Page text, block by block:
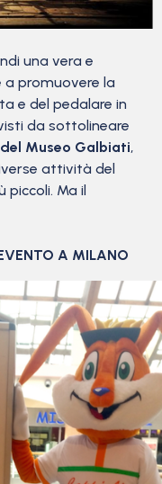
una vera e
promuovere la
e del pedalare in
da sottolineare
Museo Galbiati,
attività del
Ma il
A MILANO